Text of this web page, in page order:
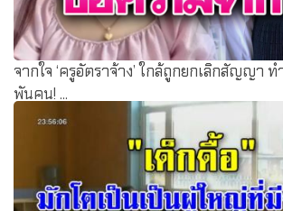
จากใจ ‘ครูอัตราจ้าง’ ใกล้ถูกยกเลิกสัญญา
พันคน! ...